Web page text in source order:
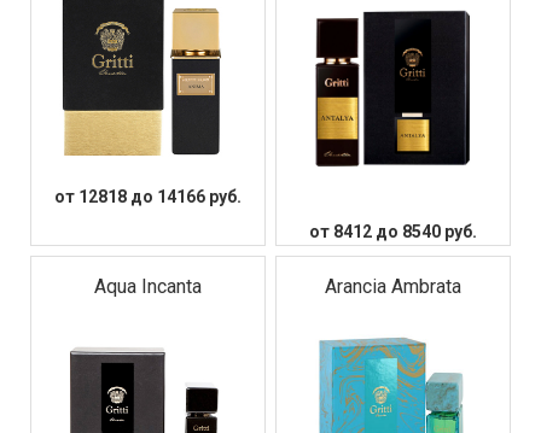
от 12818 до 14166 руб.
от 8412 до 8540 руб.
Aqua Incanta Arancia Ambrata